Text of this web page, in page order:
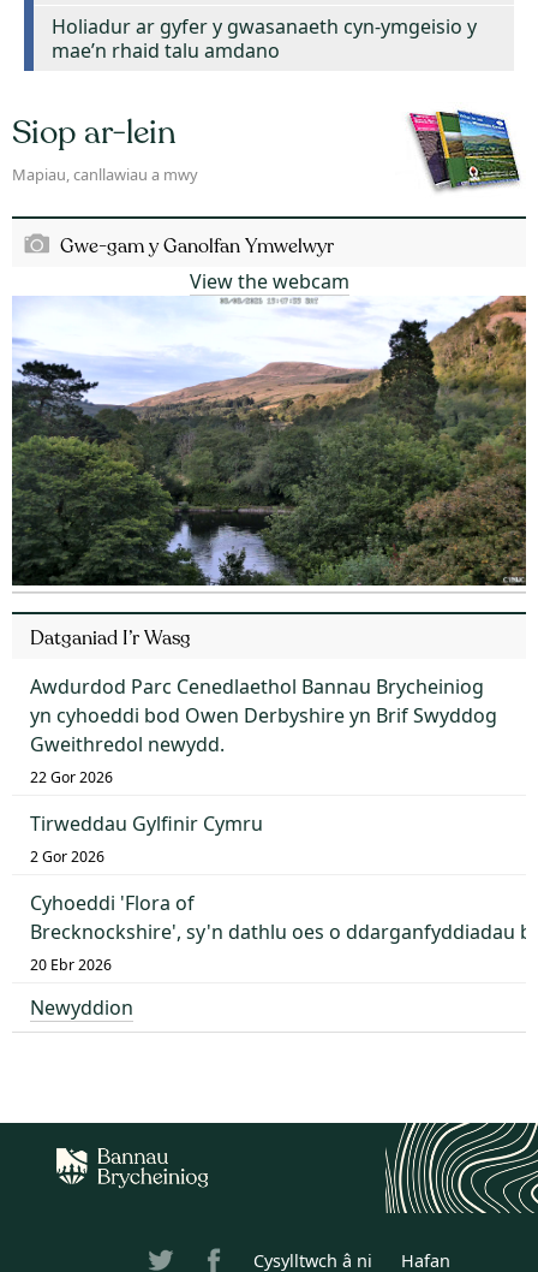
Holiadur ar gyfer y gwasanaeth cyn-ymgeisio y
mae’n rhaid talu amdano
Siop ar-lein
Mapiau, canllawiau a mwy
Gwe-gam y Ganolfan Ymwelwyr
View the webcam
Datganiad I’r Wasg
Awdurdod Parc Cenedlaethol Bannau Brycheiniog
yn cyhoeddi bod Owen Derbyshire yn Brif Swyddog
Gweithredol newydd.
22 Gor 2026
Tirweddau Gylfinir Cymru
2 Gor 2026
Cyhoeddi 'Flora of
Brecknockshire', sy'n dathlu oes o ddarganfyddiadau
20 Ebr 2026
Newyddion
Cysylltwch â ni Hafan